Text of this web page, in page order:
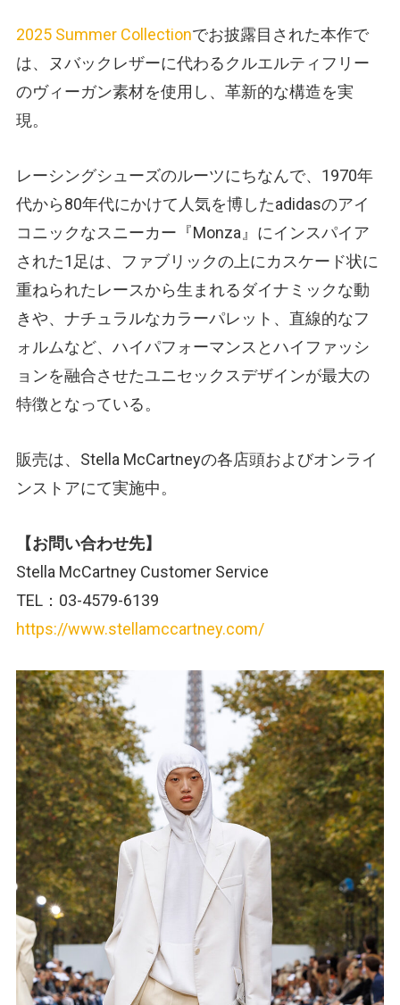
2025 Summer Collectionでお披露目された本作で
は、ヌバックレザーに代わるクルエルティフリー
のヴィーガン素材を使用し、革新的な構造を実
現。
レーシングシューズのルーツにちなんで、1970年
代から80年代にかけて人気を博したadidasのアイ
コニックなスニーカー『Monza』にインスパイア
された1足は、ファブリックの上にカスケード状に
重ねられたレースから生まれるダイナミックな動
きや、ナチュラルなカラーパレット、直線的なフ
ォルムなど、ハイパフォーマンスとハイファッシ
ョンを融合させたユニセックスデザインが最大の
特徴となっている。
販売は、Stella McCartneyの各店頭およびオンライ
ンストアにて実施中。
【お問い合わせ先】
Stella McCartney Customer Service
TEL：03-4579-6139
https://www.stellamccartney.com/